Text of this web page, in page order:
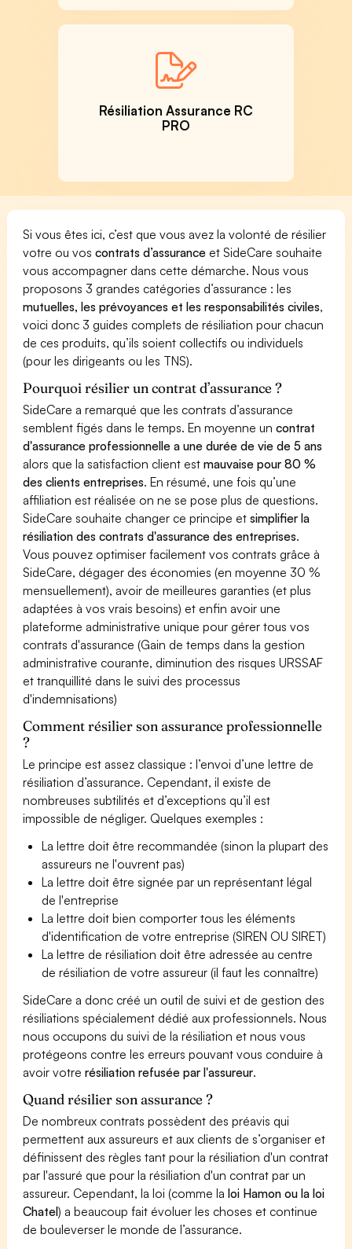
Résiliation Assurance RC
PRO
Si vous êtes ici, c’est que vous avez la volonté de résilier
votre ou voscontrats d’assurance et SideCare souhaite
vous accompagner dans cette démarche. Nous vous
proposons 3 grandes catégories d’assurance : les
mutuelles, les prévoyances et les responsabilités civiles,
voici donc 3 guides complets de résiliation pour chacun
de ces produits, qu’ils soient collectifs ou individuels
(pour les dirigeants ou les TNS).
Pourquoi résilier un contrat d’assurance ?
SideCare a remarqué que les contrats d’assurance
semblent figés dans le temps. En moyenne uncontrat
d'assurance professionnelle a une durée de vie de 5 ans
alors que la satisfaction client estmauvaise pour 80 %
des clients entreprises. En résumé, une fois qu’une
affiliation est réalisée on ne se pose plus de questions.
SideCare souhaite changer ce principe etsimplifier la
résiliation des contrats d'assurance des entreprises.
Vous pouvez optimiser facilement vos contrats grâce à
SideCare, dégager des économies (en moyenne 30 %
mensuellement), avoir de meilleures garanties (et plus
adaptées à vos vrais besoins) et enfin avoir une
plateforme administrative unique pour gérer tous vos
contrats d'assurance (Gain de temps dans la gestion
administrative courante, diminution des risques URSSAF
et tranquillité dans le suivi des processus
d'indemnisations)
Comment résilier son assurance professionnelle
?
Le principe est assez classique : l’envoi d’une lettre de
résiliation d’assurance. Cependant, il existe de
nombreuses subtilités et d’exceptions qu’il est
impossible de négliger. Quelques exemples :
La lettre doit être recommandée (sinon la plupart des
assureurs ne l'ouvrent pas)
La lettre doit être signée par un représentant légal
de l'entreprise
La lettre doit bien comporter tous les éléments
d'identification de votre entreprise (SIREN OU SIRET)
La lettre de résiliation doit être adressée au centre
de résiliation de votre assureur (il faut les connaître)
SideCare a donc créé un outil de suivi et de gestion des
résiliations spécialement dédié aux professionnels. Nous
nous occupons du suivi de la résiliation et nous vous
protégeons contre les erreurs pouvant vous conduire à
avoir votrerésiliation refusée par l'assureur.
Quand résilier son assurance ?
De nombreux contrats possèdent des préavis qui
permettent aux assureurs et aux clients de s’organiser et
définissent des règles tant pour la résiliation d'un contrat
par l'assuré que pour la résiliation d'un contrat par un
assureur. Cependant, la loi (comme laloi Hamon ou la loi
Chatel) a beaucoup fait évoluer les choses et continue
de bouleverser le monde de l’assurance.